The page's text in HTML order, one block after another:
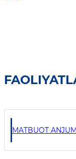
MATBUOT